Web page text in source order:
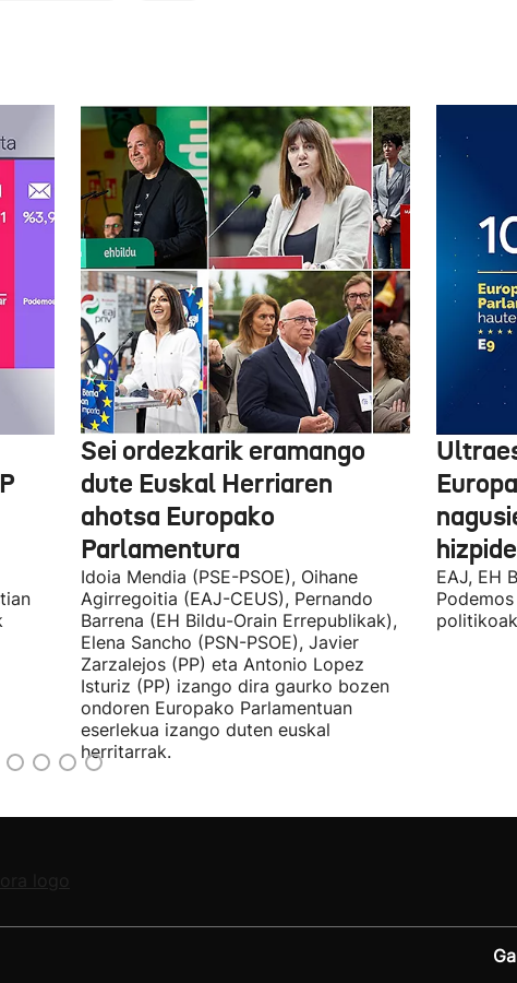
Sei ordezkarik eramango
dute Euskal Herriaren
ahotsa Europako
Parlamentura
Idoia Mendia (PSE-PSOE), Oihane
Agirregoitia (EAJ-CEUS), Pernando
Barrena (EH Bildu-Orain Errepublikak),
Elena Sancho (PSN-PSOE), Javier
Zarzalejos (PP) eta Antonio Lopez
Isturiz (PP) izango dira gaurko bozen
ondoren Europako Parlamentuan
eserlekua izango duten euskal
herritarrak.
EAJ, EH
politikoak